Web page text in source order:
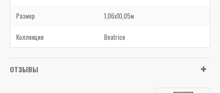
Размер 1,06x10,05м
Коллекция Beatrice
ОТЗЫВЫ